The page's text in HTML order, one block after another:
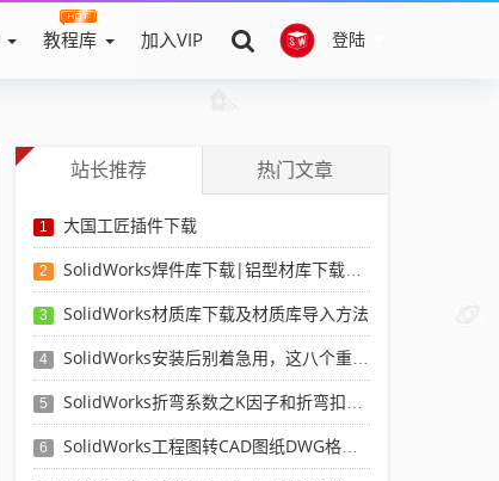
登陆
教程库 加入VIP
站长推荐 热门文章
1 大国工匠插件下载
2 SolidWorks焊件库下载|铝型材库下载|附sw焊件库添加配置使用教程
3 SolidWorks材质库下载及材质库导入方法
4 SolidWorks安装后别着急用，这八个重要SolidWorks设置可以提高你的画图效率
5 SolidWorks折弯系数之K因子和折弯扣除表-溪风推荐
6 SolidWorks工程图转CAD图纸DWG格式映射文件无乱码可分层-溪风亲测推荐